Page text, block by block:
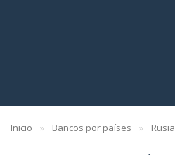
Inicio Bancos por países Rusia